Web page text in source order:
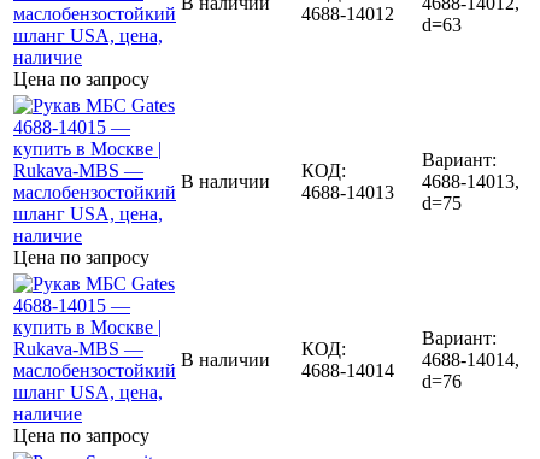
Цена по запросу
4688-14012
d=63
Цена по запросу
В наличии
КОД:
4688-14013
Вариант:
4688-14013,
d=75
Цена по запросу
В наличии
КОД:
4688-14014
Вариант:
4688-14014,
d=76